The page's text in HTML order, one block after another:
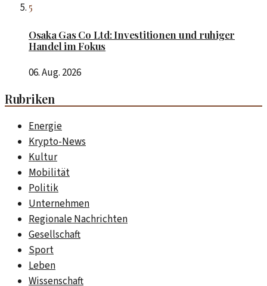
5
Osaka Gas Co Ltd: Investitionen und ruhiger
Handel im Fokus
06. Aug. 2026
Rubriken
Energie
Krypto-News
Kultur
Mobilität
Politik
Unternehmen
Regionale Nachrichten
Gesellschaft
Sport
Leben
Wissenschaft